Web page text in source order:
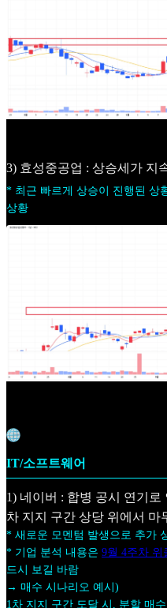
3) 효성중공업 : 상승세가 지
* 최근 빠르게 상승이 진행된 상
상황
IT/소프트웨어
1) 네이버 : 합병 공시 연기로
차 지지 구간 상당 위에서 마
* 새로운 모멘텀 발생으로 추가
* 기업 분석 내용은 9월 4주차 위
드시 보길 바람
→ 매수 시나리오 예시)
1차 지지 구간 도달 시, 분할 매